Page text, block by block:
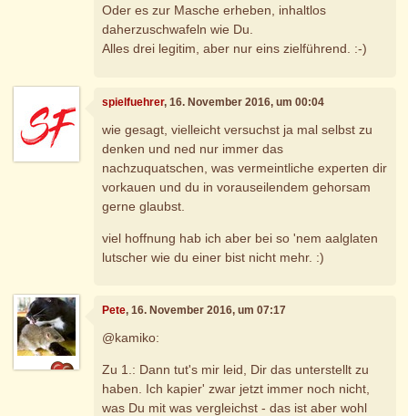
Oder es zur Masche erheben, inhaltlos
daherzuschwafeln wie Du.
Alles drei legitim, aber nur eins zielführend. :-)
spielfuehrer, 16. November 2016, um 00:04
wie gesagt, vielleicht versuchst ja mal selbst zu
denken und ned nur immer das
nachzuquatschen, was vermeintliche experten dir
vorkauen und du in vorauseilendem gehorsam
gerne glaubst.
viel hoffnung hab ich aber bei so 'nem aalglaten
lutscher wie du einer bist nicht mehr. :)
Pete, 16. November 2016, um 07:17
@kamiko:
Zu 1.: Dann tut's mir leid, Dir das unterstellt zu
haben. Ich kapier' zwar jetzt immer noch nicht,
was Du mit was vergleichst - das ist aber wohl